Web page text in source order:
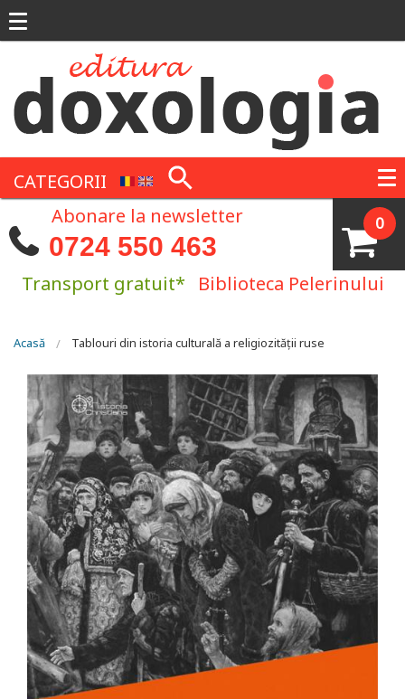
CATEGORII
0
Abonare la newsletter
0724 550 463
Transport gratuit* Biblioteca Pelerinului
Eşti aici
Acasă Tablouri din istoria culturală a religiozităţii ruse